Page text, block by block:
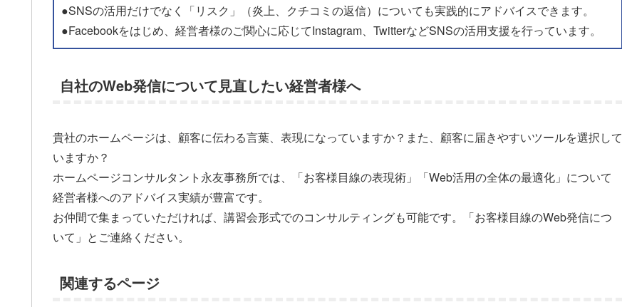
●SNSの活用だけでなく「リスク」（炎上、クチコミの返信）についても実践的にアドバイスできます。
●Facebookをはじめ、経営者様のご関心に応じてInstagram、TwitterなどSNSの活用支援を行っています。
自社のWeb発信について見直したい経営者様へ
貴社のホームページは、顧客に伝わる言葉、表現になっていますか？また、顧客に届きやすいツールを選択して
いますか？
ホームページコンサルタント永友事務所では、「お客様目線の表現術」「Web活用の全体の最適化」について
経営者様へのアドバイス実績が豊富です。
お仲間で集まっていただければ、講習会形式でのコンサルティングも可能です。「お客様目線のWeb発信につ
いて」とご連絡ください。
関連するページ